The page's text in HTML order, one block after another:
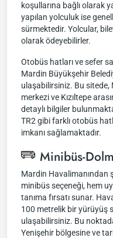
koşullarına bağlı olarak
yapılan yolculuk ise
sürmektedir. Yolcular,
olarak ödeyebilirler.
Otobüs hatları ve sefer
Mardin Büyükşehir
ulaşabilirsiniz. Bu sitede,
merkezi ve Kızıltepe
detaylı bilgiler
TR2 gibi farklı otobüs
imkanı sağlamaktadır.
Minibüs-
Mardin Havalimanından
minibüs seçeneği, hem
tanıma fırsatı sunar.
100 metrelik bir yürüyüş
ulaşabilirsiniz. Bu
Yenişehir bölgesine ve